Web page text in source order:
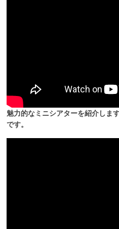
魅力的なミニシアターを紹介しま
です。